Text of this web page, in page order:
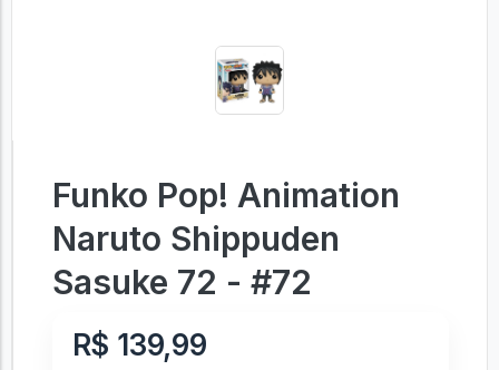
Funko Pop! Animation
Naruto Shippuden
Sasuke 72 - #72
R$ 139,99